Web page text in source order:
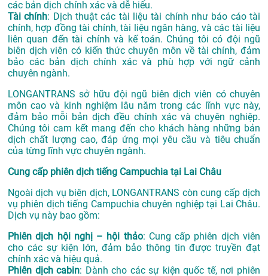
các bản dịch chính xác và dễ hiểu.
Tài chính: Dịch thuật các tài liệu tài chính như báo cáo tài
chính, hợp đồng tài chính, tài liệu ngân hàng, và các tài liệu
liên quan đến tài chính và kế toán. Chúng tôi có đội ngũ
biên dịch viên có kiến thức chuyên môn về tài chính, đảm
bảo các bản dịch chính xác và phù hợp với ngữ cảnh
chuyên ngành.
LONGANTRANS sở hữu đội ngũ biên dịch viên có chuyên
môn cao và kinh nghiệm lâu năm trong các lĩnh vực này,
đảm bảo mỗi bản dịch đều chính xác và chuyên nghiệp.
Chúng tôi cam kết mang đến cho khách hàng những bản
dịch chất lượng cao, đáp ứng mọi yêu cầu và tiêu chuẩn
của từng lĩnh vực chuyên ngành.
Cung cấp phiên dịch tiếng Campuchia tại Lai Châu
Ngoài dịch vụ biên dịch, LONGANTRANS còn cung cấp dịch
vụ phiên dịch tiếng Campuchia chuyên nghiệp tại Lai Châu.
Dịch vụ này bao gồm:
Phiên dịch hội nghị – hội thảo: Cung cấp phiên dịch viên
cho các sự kiện lớn, đảm bảo thông tin được truyền đạt
chính xác và hiệu quả.
Phiên dịch cabin: Dành cho các sự kiện quốc tế, nơi phiên